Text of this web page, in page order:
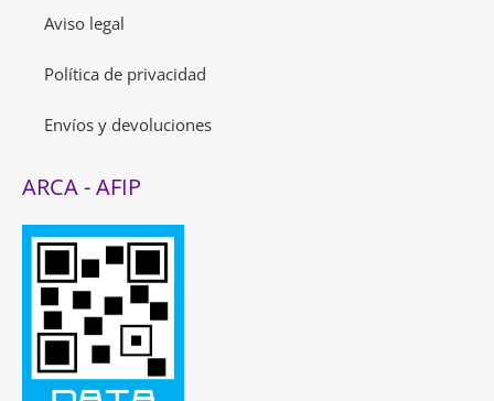
Aviso legal
Política de privacidad
Envíos y devoluciones
ARCA - AFIP